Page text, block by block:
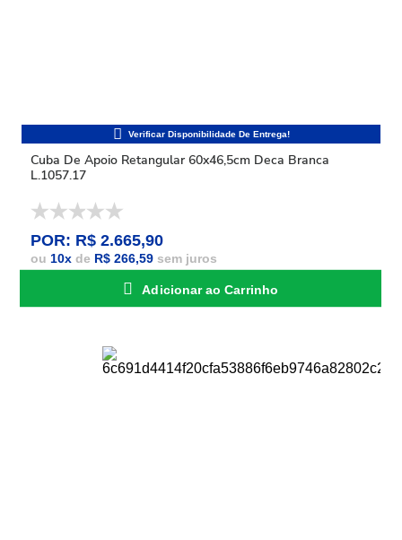
Cuba De Apoio Retangular 60x46,5cm Deca Branca
L.1057.17
POR: R$ 2.665,90
ou 10x de R$ 266,59 sem juros
Adicionar ao Carrinho